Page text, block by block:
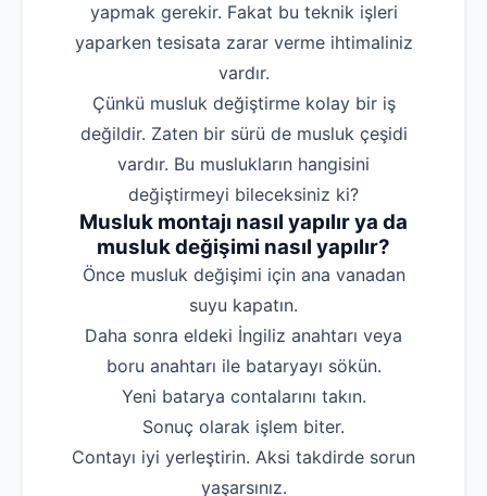
yapmak gerekir. Fakat bu teknik işleri
yaparken tesisata zarar verme ihtimaliniz
vardır.
Çünkü musluk değiştirme kolay bir iş
değildir. Zaten bir sürü de musluk çeşidi
vardır. Bu muslukların hangisini
değiştirmeyi bileceksiniz ki?
Musluk montajı nasıl yapılır ya da
musluk değişimi nasıl yapılır?
‌Önce musluk değişimi için ana vanadan
suyu kapatın.
‌Daha sonra eldeki İngiliz anahtarı veya
boru anahtarı ile bataryayı sökün.
‌Yeni batarya contalarını takın.
‌Sonuç olarak işlem biter.
‌Contayı iyi yerleştirin. Aksi takdirde sorun
yaşarsınız.